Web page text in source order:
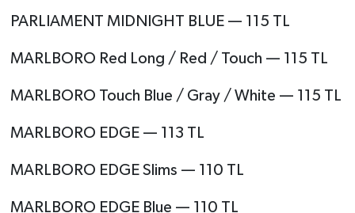
PARLIAMENT MIDNIGHT BLUE — 115 TL
MARLBORO Red Long / Red / Touch — 115 TL
MARLBORO Touch Blue / Gray / White — 115 TL
MARLBORO EDGE — 113 TL
MARLBORO EDGE Slims — 110 TL
MARLBORO EDGE Blue — 110 TL